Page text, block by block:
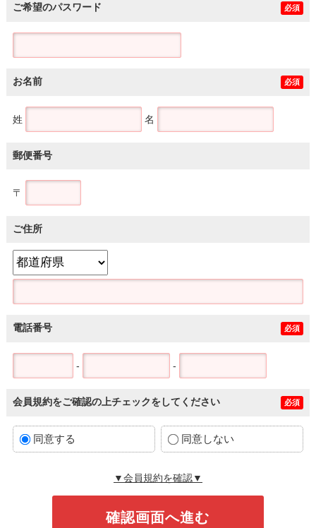
ご希望のパスワード 必須
お名前 必須
姓 名
郵便番号
〒
ご住所
電話番号 必須
- -
会員規約をご確認の上チェックをしてください 必須
同意する 同意しない
▼会員規約を確認▼